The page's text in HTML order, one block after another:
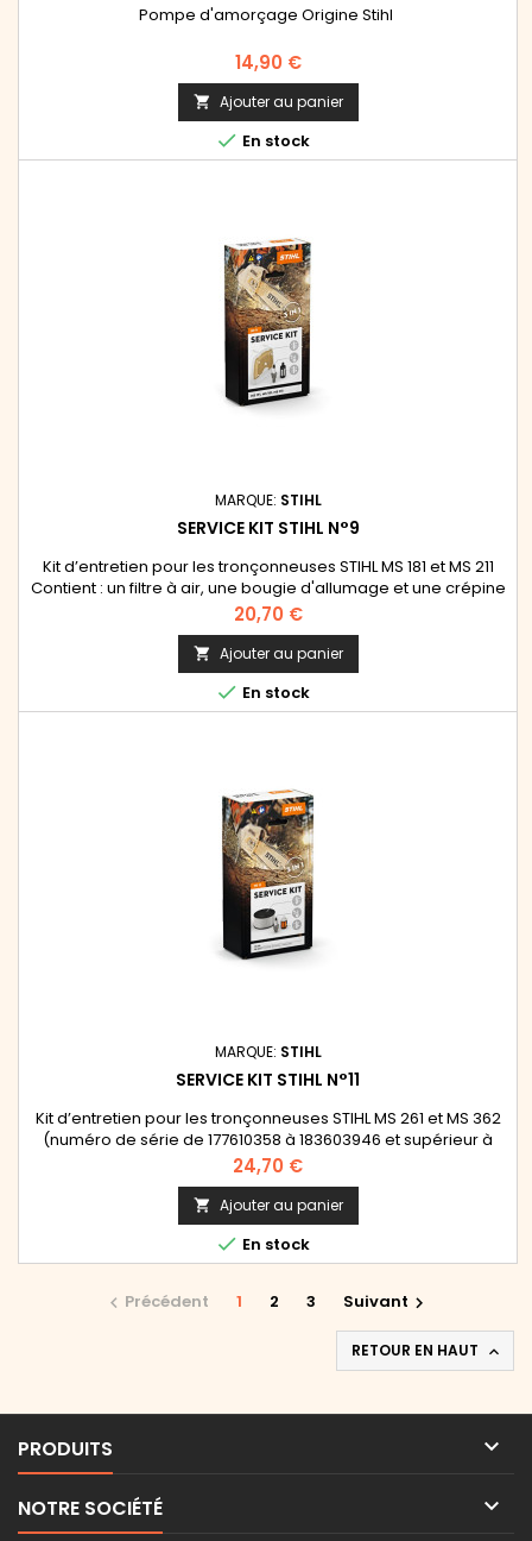
Pompe d'amorçage Origine Stihl
Prix
14,90 €
 Ajouter au panier
 En stock
MARQUE: STIHL
SERVICE KIT STIHL N°9
Kit d’entretien pour les tronçonneuses STIHL MS 181 et MS 211
Contient : un filtre à air, une bougie d'allumage et une crépine
Prix
20,70 €
 Ajouter au panier
 En stock
MARQUE: STIHL
SERVICE KIT STIHL N°11
Kit d’entretien pour les tronçonneuses STIHL MS 261 et MS 362
(numéro de série de 177610358 à 183603946 et supérieur à
296984305) Contient : un filtre à air, une bougie d'allumage et
une crépine
Prix
24,70 €
 Ajouter au panier
 En stock
 Précédent 1 2 3 Suivant 
RETOUR EN HAUT 
PRODUITS 
NOTRE SOCIÉTÉ 